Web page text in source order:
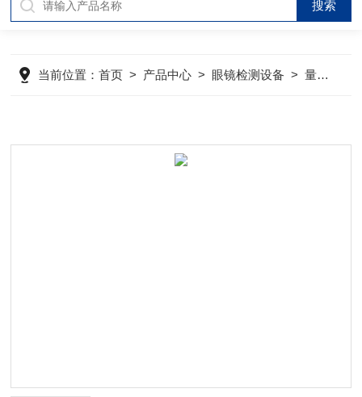
当前位置：首页 > 产品中心 > 眼镜检测设备 >量计系列